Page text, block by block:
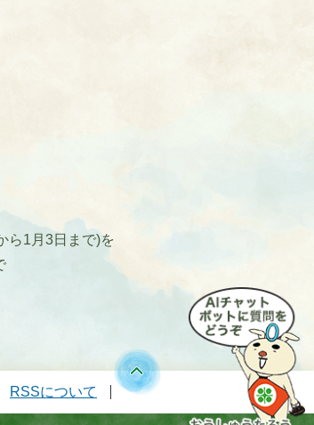
ら1月3日まで)を
RSSについて